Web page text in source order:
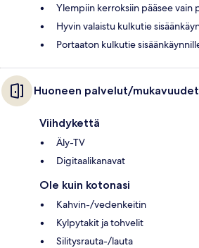
Ylempiin kerroksiin pääsee vain
Hyvin valaistu kulkutie
Portaaton kulkutie
Huoneen palvelut/mukavuudet
Viihdykettä
Äly-TV
Digitaalikanavat
Ole kuin kotonasi
Kahvin-/vedenkeitin
Kylpytakit ja tohvelit
Silitysrauta-/lauta